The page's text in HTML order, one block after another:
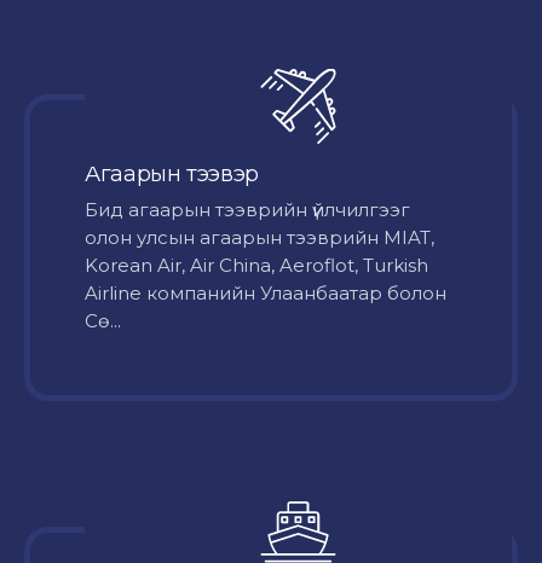
Агаарын тээвэр
Бид агаарын тээврийн үйлчилгээг
олон улсын агаарын тээврийн MIAT,
Korean Air, Air China, Aeroflot, Turkish
Airline компанийн Улаанбаатар болон
Сө...